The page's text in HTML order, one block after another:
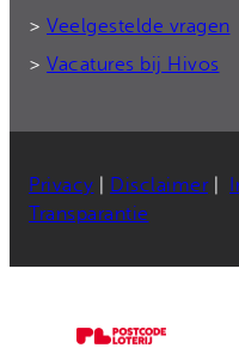
> Veelgestelde vragen
> Vacatures bij Hivos
Privacy Disclaimer|
Transparantie